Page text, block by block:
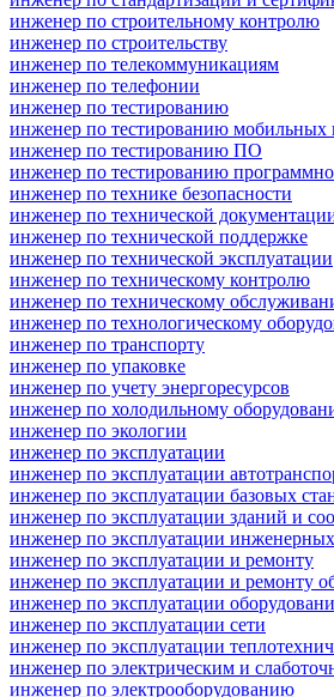
инженер по строительному контролю
инженер по строительству
инженер по телекоммуникациям
инженер по телефонии
инженер по тестированию
инженер по тестированию мобильных
инженер по тестированию ПО
инженер по тестированию
инженер по технике безопасности
инженер по технической
инженер по технической поддержке
инженер по технической эксплуатации
инженер по техническому контролю
инженер по техническому
инженер по технологическому
инженер по транспорту
инженер по упаковке
инженер по учету энергоресурсов
инженер по холодильному
инженер по экологии
инженер по эксплуатации
инженер по эксплуатации
инженер по эксплуатации базовых
инженер по эксплуатации зданий и
инженер по эксплуатации
инженер по эксплуатации и ремонту
инженер по эксплуатации и ремонту
инженер по эксплуатации
инженер по эксплуатации сети
инженер по эксплуатации
инженер по электрическим и
инженер по электрооборудованию